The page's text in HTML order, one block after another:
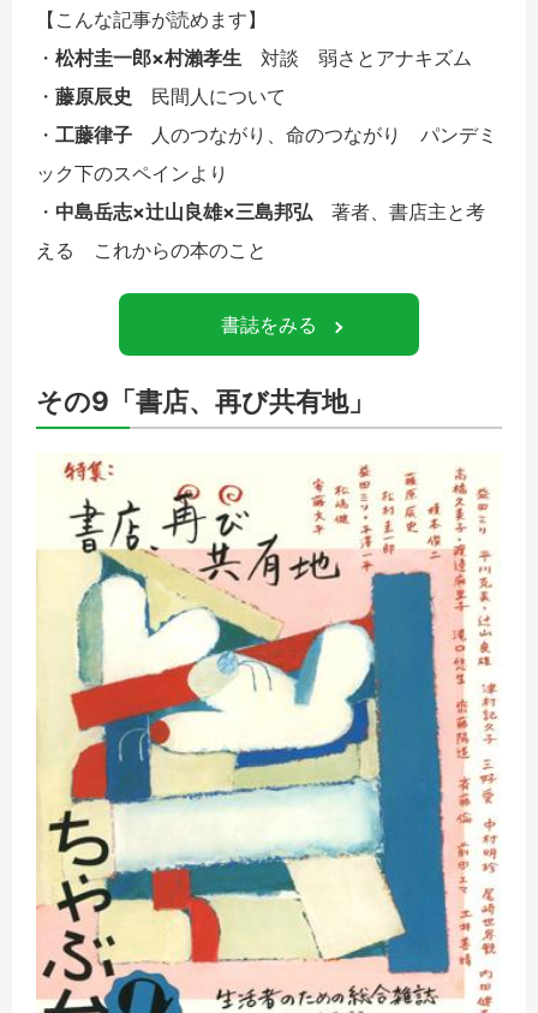
【こんな記事が読めます】
・ 松村圭一郎×村瀨孝生 対談 弱さとアナキズム
・ 藤原辰史 民間人について
・ 工藤律子 人のつながり、命のつながり パンデミ
ック下のスペインより
・ 中島岳志×辻山良雄×三島邦弘 著者、書店主と考
える これからの本のこと
書誌をみる
その9「書店、再び共有地」